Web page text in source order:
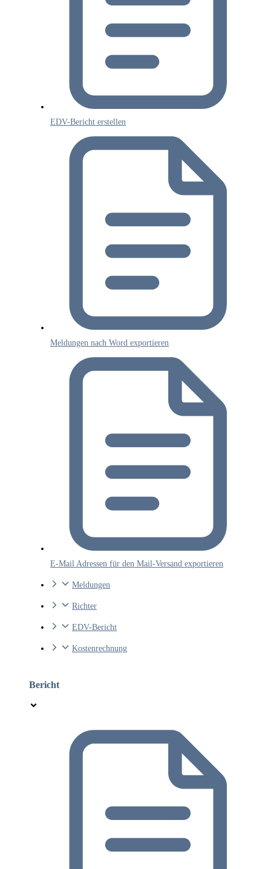
EDV-Bericht erstellen
Meldungen nach Word exportieren
E-Mail Adressen für den Mail-Versand exportieren
Meldungen
Richter
EDV-Bericht
Kostenrechnung
Bericht